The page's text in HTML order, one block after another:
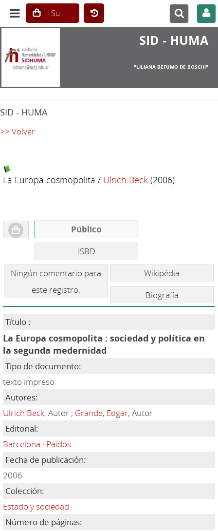
SID - HUMA
"LILIANA BEFUMO DE BOSCHI"
SID - HUMA
>> Volver
La Europa cosmopolita / Ulrich Beck(2006)
Público
ISBD
Ningún comentario para
este registro.
Wikipédia
Biografía
Título :
La Europa cosmopolita : sociedad y política en
la segunda medernidad
Tipo de documento:
texto impreso
Autores:
Ulrich Beck, Autor ; Grande, Edgar, Autor
Editorial:
Barcelona : Paidós
Fecha de publicación:
2006
Colección:
Estado y sociedad
Número de páginas: